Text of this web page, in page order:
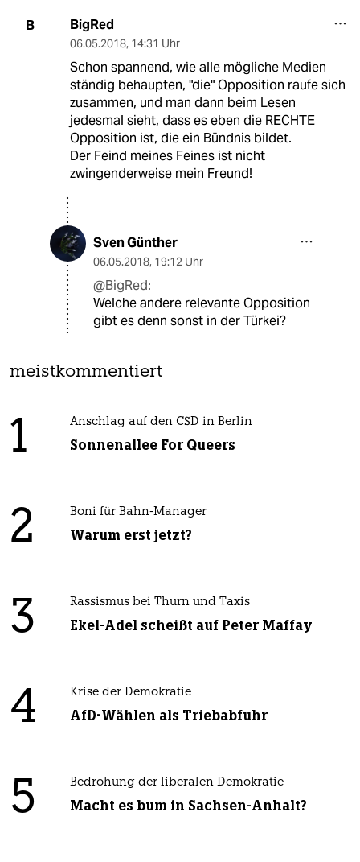
B BigRed
06.05.2018, 14:31 Uhr
Schon spannend, wie alle mögliche Medien
ständig behaupten, "die" Opposition raufe sich
zusammen, und man dann beim Lesen
jedesmal sieht, dass es eben die RECHTE
Opposition ist, die ein Bündnis bildet.
Der Feind meines Feines ist nicht
zwingenderweise mein Freund!
Sven Günther
06.05.2018, 19:12 Uhr
@BigRed:
Welche andere relevante Opposition
gibt es denn sonst in der Türkei?
meistkommentiert
1 Anschlag auf den CSD in Berlin
Sonnenallee For Queers
2 Boni für Bahn-Manager
Warum erst jetzt?
3 Rassismus bei Thurn und Taxis
Ekel-Adel scheißt auf Peter Maffay
4 Krise der Demokratie
AfD-Wählen als Triebabfuhr
5 Bedrohung der liberalen Demokratie
Macht es bum in Sachsen-Anhalt?